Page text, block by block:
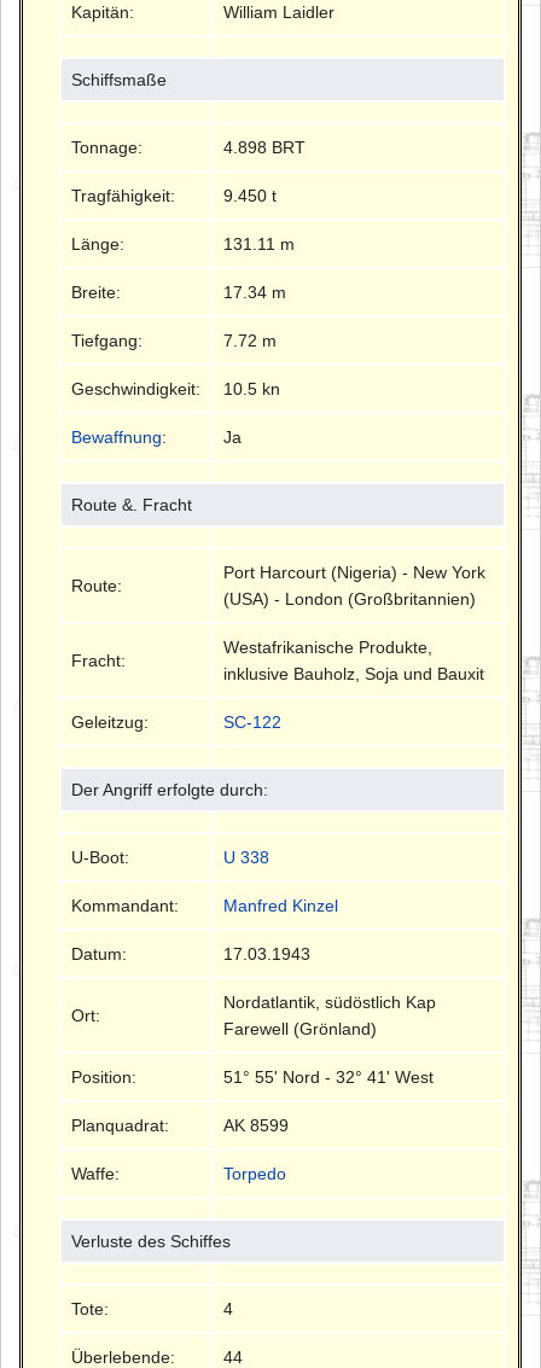
Kapitän: William Laidler
Schiffsmaße
Tonnage: 4.898 BRT
Tragfähigkeit: 9.450 t
Länge: 131.11 m
Breite: 17.34 m
Tiefgang: 7.72 m
Geschwindigkeit: 10.5 kn
Bewaffnung: Ja
Route &. Fracht
Route:
Port Harcourt (Nigeria) - New York
(USA) - London (Großbritannien)
Fracht:
Westafrikanische Produkte,
inklusive Bauholz, Soja und Bauxit
Geleitzug: SC-122
Der Angriff erfolgte durch:
U-Boot: U 338
Kommandant: Manfred Kinzel
Datum: 17.03.1943
Ort:
Nordatlantik, südöstlich Kap
Farewell (Grönland)
Position: 51° 55' Nord - 32° 41' West
Planquadrat: AK 8599
Waffe: Torpedo
Verluste des Schiffes
Tote: 4
Überlebende: 44